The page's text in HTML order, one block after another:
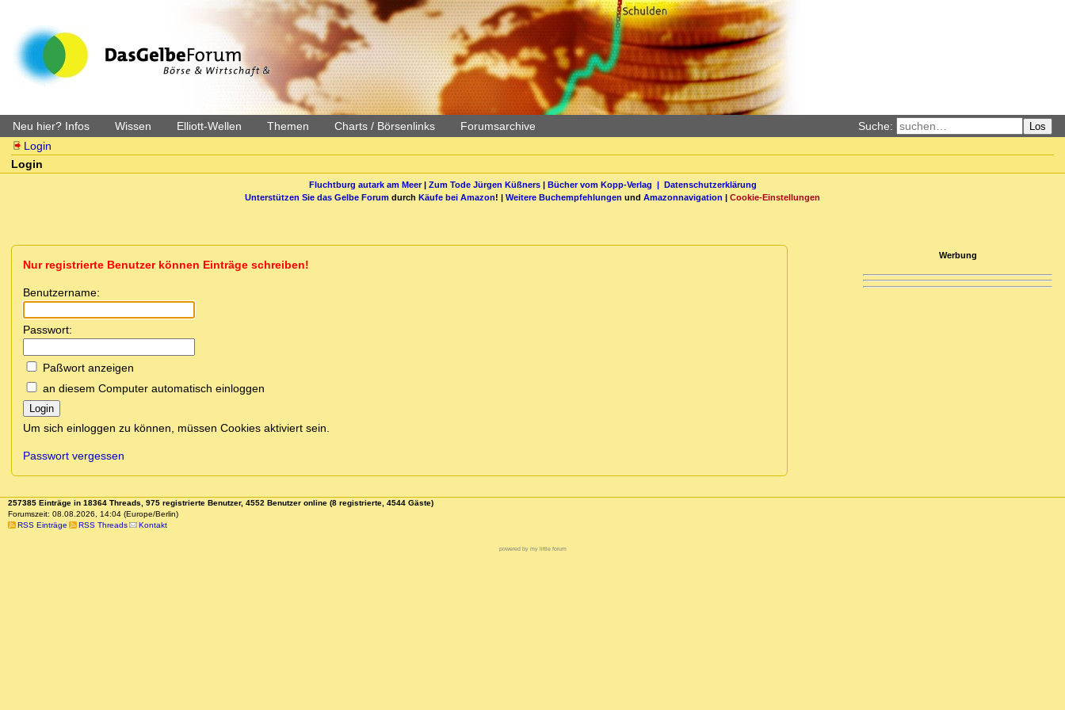
Neu hier? Infos Wissen Elliott-Wellen Themen Charts / Börsenlinks Forumsarchive Suche: Los
Login
Login
Fluchtburg autark am Meer| Zum Tode Jürgen Küßners| Bücher vom Kopp-Verlag | Datenschutzerklärung
Unterstützen Sie das Gelbe Forum durch Käufe bei Amazon! | Weitere Buchempfehlungen und Amazonnavigation | Cookie-Einstellungen
Nur registrierte Benutzer können Einträge schreiben!
Benutzername:
Passwort:
Paßwort anzeigen
an diesem Computer automatisch einloggen
Login
Um sich einloggen zu können, müssen Cookies aktiviert sein.
Passwort vergessen
Werbung
257385 Einträge in 18364 Threads, 975 registrierte Benutzer, 4552 Benutzer online (8 registrierte, 4544 Gäste)
Forumszeit: 08.08.2026, 14:04 (Europe/Berlin)
RSS Einträge
RSS Threads Kontakt
powered by my little forum